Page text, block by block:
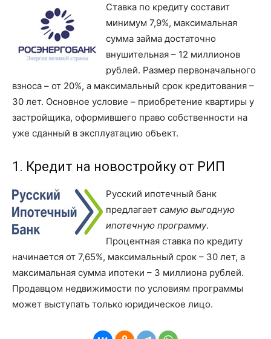
Ставка по кредиту составит
минимум 7,9%, максимальная
сумма займа достаточно
внушительная – 12 миллионов
рублей. Размер первоначального
взноса – от 20%, а максимальный срок кредитования –
30 лет. Основное условие – приобретение квартиры у
застройщика, оформившего право собственности на
уже сданный в эксплуатацию объект.
1. Кредит на новостройку от РИП
Русский ипотечный банк
предлагает самую выгодную
ипотечную программу.
Процентная ставка по кредиту
начинается от 7,65%, максимальный срок – 30 лет, а
максимальная сумма ипотеки – 3 миллиона рублей.
Продавцом недвижимости по условиям программы
может выступать только юридическое лицо.